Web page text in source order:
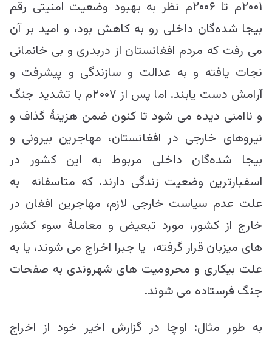
۲۰۰۱م تا ۲۰۰۶م نظر به بهبود وضعیت امنیتی رقم
بیجا شده‌گان داخلی رو به کاهش بود، و امید بر آن
می رفت که مردم افغانستان از دربدری و بی خانمانی
نجات یافته و به عدالت و سازندگی و پیشرفت و
آرامش دست یابند. اما پس از ۲۰۰۷م با تشدید جنگ
و ناامنی دیده می شود تا کنون ضمن هزینۀ گذاف و
نیروهای خارجی در افغانستان، مهاجرین بیرونی و
بیجا شده‌گان داخلی مربوط به این کشور در
اسفبارترین وضعیت زندگی دارند. که متاسفانه به
علت عدم سیاست خارجی لازم، مهاجرین افغان در
خارج از کشور، مورد تبعیض و معاملۀ سوء کشور
های میزبان قرار گرفته، یا جبرا اخراج می شوند، یا به
علت بیکاری و محرومیت های شهروندی به صفحات
جنگ فرستاده می شوند.
به طور مثال: اوچا در گزارش اخیر خود از اخراج